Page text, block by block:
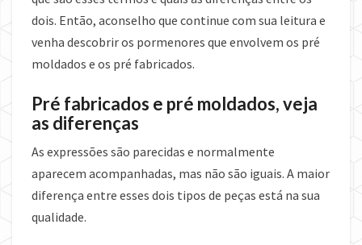
dois. Então, aconselho que continue com sua leitura e
venha descobrir os pormenores que envolvem os pré
moldados e os pré fabricados.
Pré fabricados e pré moldados, veja
as diferenças
As expressões são parecidas e normalmente
aparecem acompanhadas, mas não são iguais. A maior
diferença entre esses dois tipos de peças está na sua
qualidade.